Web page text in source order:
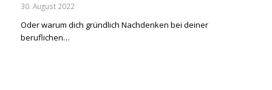
30. August 2022
Oder warum dich gründlich Nachdenken bei deiner
beruflichen…